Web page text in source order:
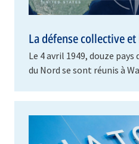
La défense collective
Le 4 avril 1949, douze pays
du Nord se sont réunis à